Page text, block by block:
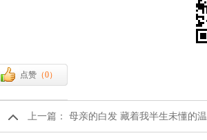
点赞 （0）
上一篇： 母亲的白发 藏着我半生未懂的